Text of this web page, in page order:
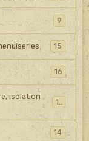
9
15
16
isolation
15
14